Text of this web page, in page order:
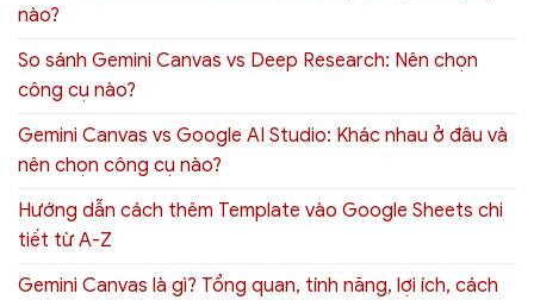
nào?
So sánh Gemini Canvas vs Deep Research: Nên chọn
công cụ nào?
Gemini Canvas vs Google AI Studio: Khác nhau ở đâu và
nên chọn công cụ nào?
Hướng dẫn cách thêm Template vào Google Sheets chi
tiết từ A-Z
Gemini Canvas là gì? Tổng quan, tính năng, lợi ích, cách